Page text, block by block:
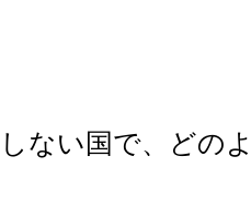
ない国で、どの